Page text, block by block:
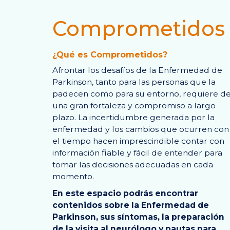
Comprometidos
¿Qué es Comprometidos?
Afrontar los desafíos de la Enfermedad de
Parkinson, tanto para las personas que la
padecen como para su entorno, requiere
una gran fortaleza y compromiso a largo
plazo. La incertidumbre generada por la
enfermedad y los cambios que ocurren con
el tiempo hacen imprescindible contar con
información fiable y fácil de entender para
tomar las decisiones adecuadas en cada
momento.
En este espacio podrás encontrar
contenidos sobre la Enfermedad de
Parkinson, sus síntomas, la preparación